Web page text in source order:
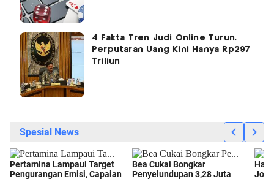
4 Fakta Tren Judi Online Turun,
Perputaran Uang Kini Hanya Rp297
Triliun